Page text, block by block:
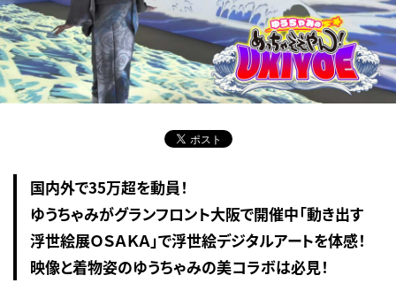
国内外で35万超を動員！
ゆうちゃみがグランフロント大阪で開催中「動き出す
浮世絵展ＯＳＡＫＡ」で浮世絵デジタルアートを体感！
映像と着物姿のゆうちゃみの美コラボは必見！